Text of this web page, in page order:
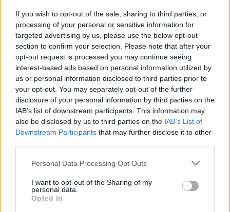
If you wish to opt-out of the sale, sharing to third parties, or
processing of your personal or sensitive information for
targeted advertising by us, please use the below opt-out
section to confirm your selection. Please note that after your
opt-out request is processed you may continue seeing
interest-based ads based on personal information utilized by
us or personal information disclosed to third parties prior to
your opt-out. You may separately opt-out of the further
disclosure of your personal information by third parties on the
IAB’s list of downstream participants. This information may
also be disclosed by us to third parties on the IAB’s List of
Downstream Participants that may further disclose it to other
Please note that this website/app uses one or more Google
not limited to your visit or usage behaviour. You may click to
grant or deny consent to Google and its third-party tags to
use your data for below specified purposes in below Google
Personal Data Processing Opt Outs
I want to opt-out of the Sharing of my
personal data.
Opted In
πριβέ δείπνο.
Αξίζει ακόμα να σημειωθεί ότι τοDivani Corfu Palace
διαθέτει ευρύχωρες εγκαταστάσεις και εξαιρετικής
ποιότητας υπηρεσίες για επαγγελματικές συναντήσεις,
εταιρικές εκδηλώσεις και κάθε είδους event.
Σε όλα τα παραπάνω προσθέστε την άψογη
εξυπηρέτηση από το έμπειρο και διακριτικό προσωπικό
εξερευνήσετε το υπέροχο νησί της Κέρκυρας. Αν
καταφέρετε να «ξεφύγετε» από τη μαγευτική παλιά